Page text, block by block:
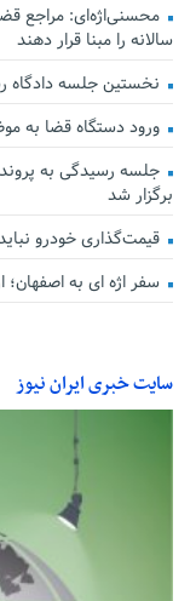
محسنی‌اژه‌ای: مراجع
سالانه را مبنا قرار دهند
نخستین جلسه دادگاه
ورود دستگاه قضا به
جلسه رسیدگی به
برگزار شد
قیمت‌گذاری خودرو
سفر اژه ای به
سایت خبری ایران نیوز